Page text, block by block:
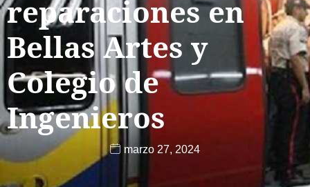
reparaciones en
Bellas Artes y
Colegio de
Ingenieros
marzo 27, 2024